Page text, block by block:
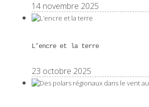
14 novembre 2025
L’encre et la terre
23 octobre 2025